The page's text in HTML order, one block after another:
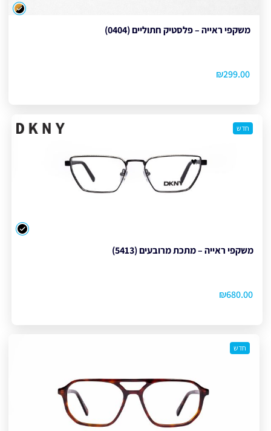
משקפי ראייה – פלסטיק חתוליים (0404)
₪299.00
צבע
חדש
משקפי ראייה – מתכת מרובעים (5413)
₪680.00
צבע
חדש